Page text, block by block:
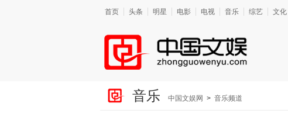
首页 头条 明星 电影 电视 音乐 综艺 文化
音乐 中国文娱网 > 音乐频道